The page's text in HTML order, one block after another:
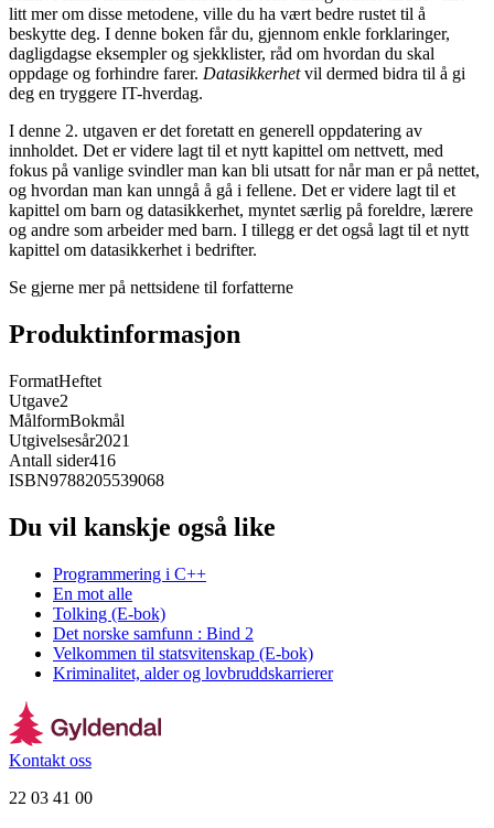
litt mer om disse metodene, ville du ha vært bedre rustet til å
beskytte deg. I denne boken får du, gjennom enkle forklaringer,
dagligdagse eksempler og sjekklister, råd om hvordan du skal
oppdage og forhindre farer. Datasikkerhetvil dermed bidra til å gi
deg en tryggere IT-hverdag.
I denne 2. utgaven er det foretatt en generell oppdatering av
innholdet. Det er videre lagt til et nytt kapittel om nettvett, med
fokus på vanlige svindler man kan bli utsatt for når man er på nettet,
og hvordan man kan unngå å gå i fellene. Det er videre lagt til et
kapittel om barn og datasikkerhet, myntet særlig på foreldre, lærere
og andre som arbeider med barn. I tillegg er det også lagt til et nytt
kapittel om datasikkerhet i bedrifter.
Se gjerne mer på nettsidene til forfatterne
Produktinformasjon
FormatHeftet
Utgave2
MålformBokmål
Utgivelsesår2021
Antall sider416
ISBN9788205539068
Du vil kanskje også like
Programmering i C++
En mot alle
Tolking (E-bok)
Det norske samfunn : Bind 2
Velkommen til statsvitenskap (E-bok)
Kriminalitet, alder og lovbruddskarrierer
Kontakt oss
22 03 41 00